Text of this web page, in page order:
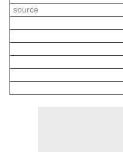
source